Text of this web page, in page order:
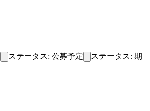
ステータス: 公募予定
ステータス: 期